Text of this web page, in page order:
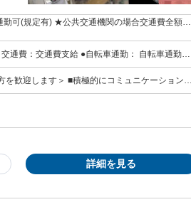
り
※
ま
・
境
可(規定有) ★公共交通機関の場合交通費全額支
詳細を見る